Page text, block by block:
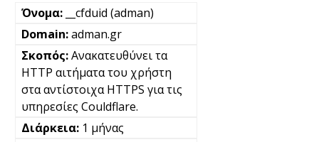
__cfduid (adman)
adman.gr
Ανακατευθύνει τα
HTTP αιτήματα του χρήστη
στα αντίστοιχα HTTPS για τις
υπηρεσίες Couldflare.
1 μήνας